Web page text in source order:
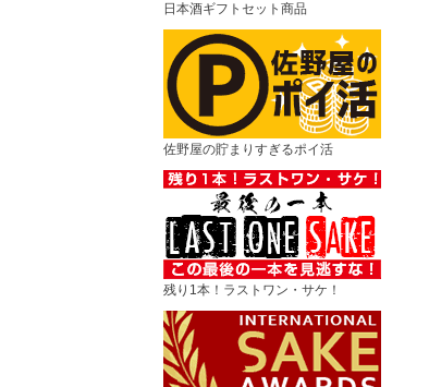
日本酒ギフトセット商品
佐野屋の貯まりすぎるポイ活
残り1本！ラストワン・サケ！